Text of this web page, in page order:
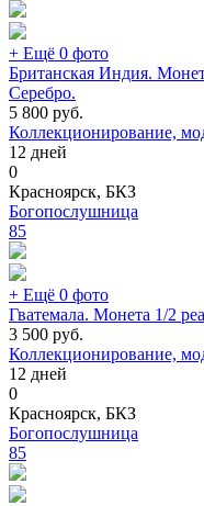
+ Ещё 0 фото
Британская Индия.
Серебро.
5 800 руб.
Коллекционирование,
12 дней
0
Красноярск, БКЗ
Богопослушница
85
+ Ещё 0 фото
Гватемала. Монета 1/2
3 500 руб.
Коллекционирование,
12 дней
0
Красноярск, БКЗ
Богопослушница
85